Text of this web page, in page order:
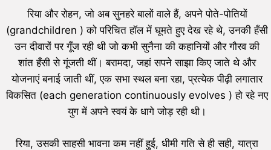
रिया और रोहन, जो अब सुनहरे बालों वाले हैं, अपने पोते-पोतियों
(grandchildren ) को परिचित हॉल में घूमते हुए देख रहे थे, उनकी हँसी
उन दीवारों पर गूँज रही थी जो कभी सुनैना की कहानियों और गौरव की
शांत हँसी से गूंजती थीं। बरामदा, जहां सपने साझा किए जाते थे और
योजनाएं बनाई जाती थीं, एक सभा स्थल बना रहा, प्रत्येक पीढ़ी लगातार
विकसित (each generation continuously evolves ) हो रहे नए
युग में अपने स्वयं के धागे जोड़ रही थी।
रिया, उसकी साहसी भावना कम नहीं हुई, धीमी गति से ही सही, यात्रा